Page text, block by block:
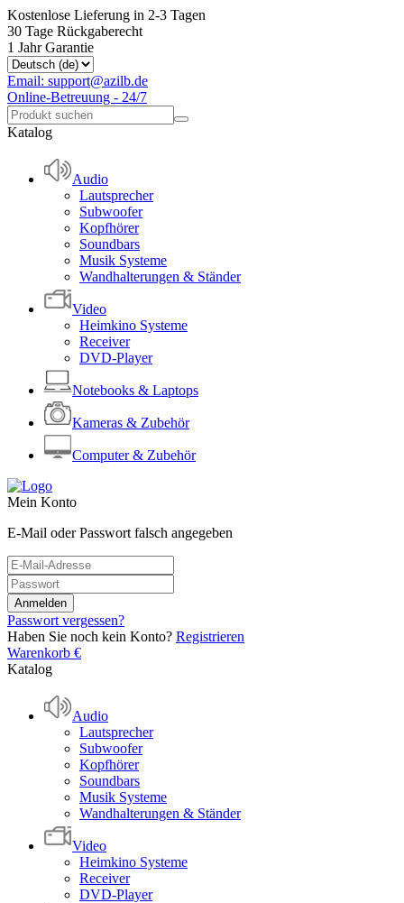
Kostenlose Lieferung in 2-3 Tagen
30 Tage Rückgaberecht
1 Jahr Garantie
Email: support@azilb.de
Online-Betreuung - 24/7
Katalog
Audio
Lautsprecher
Subwoofer
Kopfhörer
Soundbars
Musik Systeme
Wandhalterungen & Ständer
Video
Heimkino Systeme
Receiver
DVD-Player
Notebooks & Laptops
Kameras & Zubehör
Computer & Zubehör
Mein Konto
E-Mail oder Passwort falsch angegeben
Passwort vergessen?
Haben Sie noch kein Konto? Registrieren
Warenkorb €
Katalog
Audio
Lautsprecher
Subwoofer
Kopfhörer
Soundbars
Musik Systeme
Wandhalterungen & Ständer
Video
Heimkino Systeme
Receiver
DVD-Player